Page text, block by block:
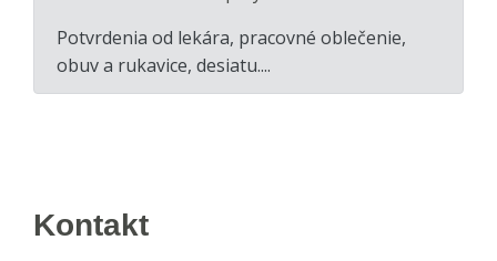
Potvrdenia od lekára, pracovné oblečenie,
obuv a rukavice, desiatu....
Kontakt